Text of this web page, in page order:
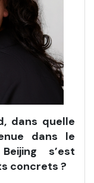
dans quelle
dans le
s’est
concrets ?